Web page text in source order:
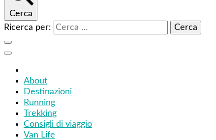
Cerca
Ricerca per:
About
Destinazioni
Running
Trekking
Consigli di viaggio
Van Life